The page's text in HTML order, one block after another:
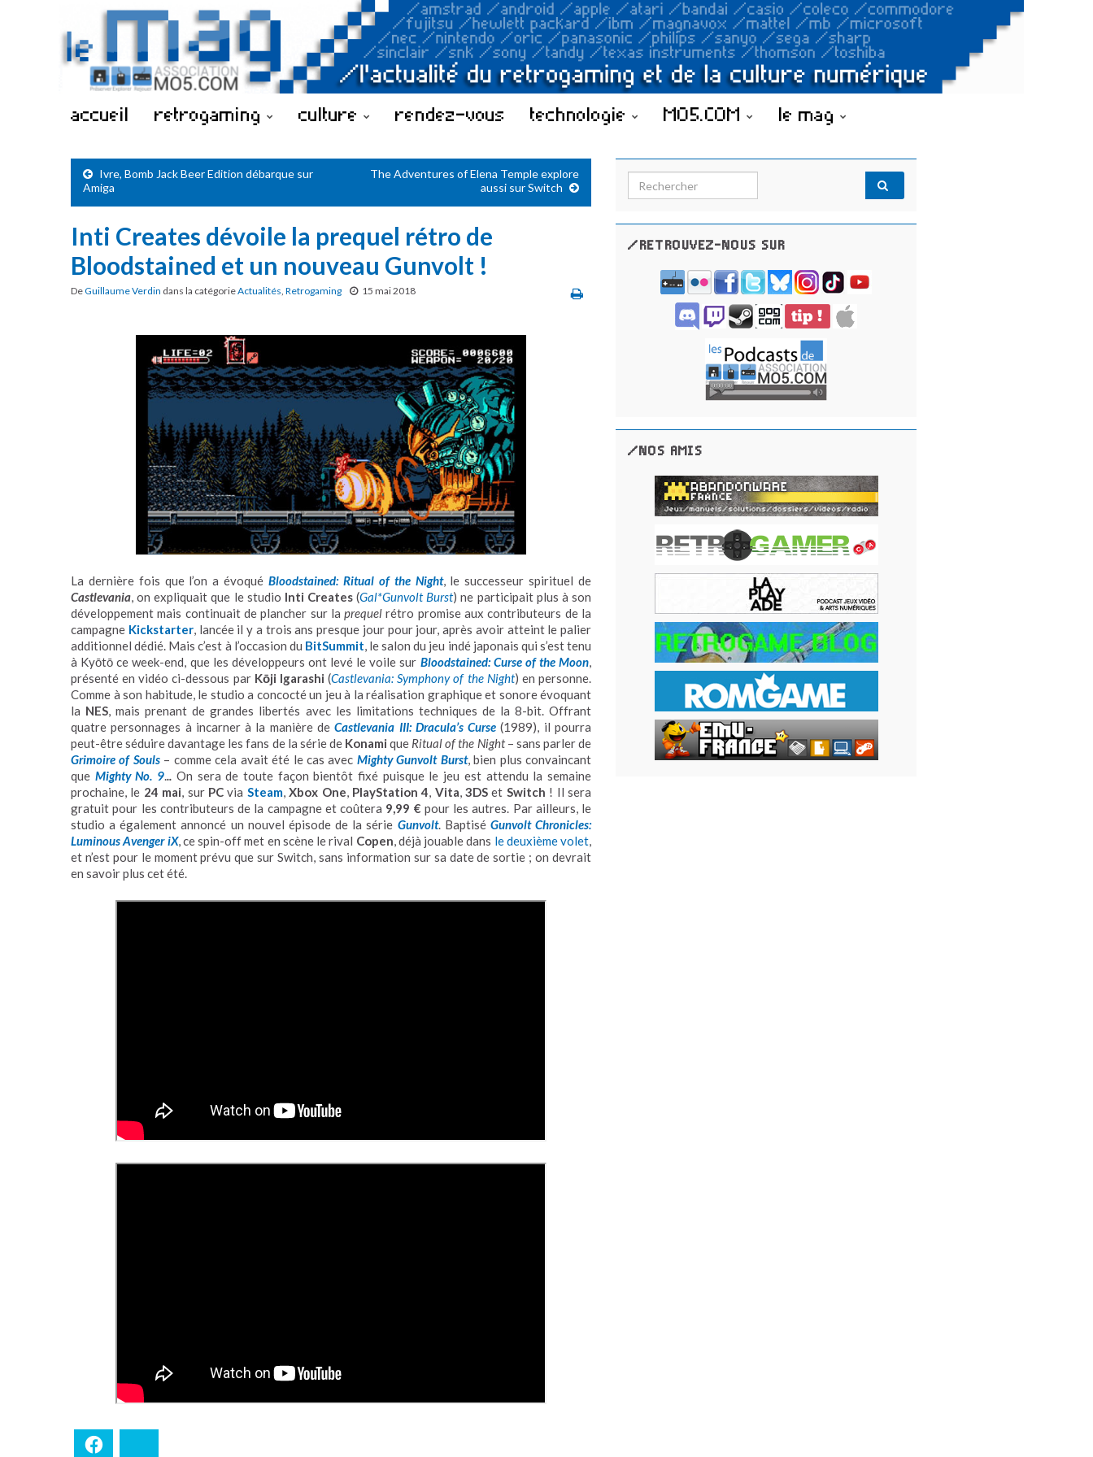
accueil retrogaming culture rendez-vous technologie MO5.COM le mag
Ivre, Bomb Jack Beer Edition débarque sur
Amiga
The Adventures of Elena Temple explore
aussi sur Switch
Inti Creates dévoile la prequel rétro de
Bloodstained et un nouveau Gunvolt !
DeGuillaume Verdin dans la catégorieActualités, Retrogaming 15 mai 2018
La dernière fois que l’on a évoquéBloodstained: Ritual of the Night, le successeur spirituel de
Castlevania, on expliquait que le studio Inti Creates (Gal*Gunvolt Burst) ne participait plus à son
développement mais continuait de plancher sur laprequel rétro promise aux contributeurs de la
campagne Kickstarter, lancée il y a trois ans presque jour pour jour, après avoir atteint le palier
additionnel dédié. Mais c’est à l’occasion du BitSummit, le salon du jeu indé japonais qui s’est tenu
à Kyōtō ce week-end, que les développeurs ont levé le voile sur Bloodstained: Curse of the Moon,
présenté en vidéo ci-dessous par Kōji Igarashi (Castlevania: Symphony of the Night) en personne.
Comme à son habitude, le studio a concocté un jeu à la réalisation graphique et sonore évoquant
la NES, mais prenant de grandes libertés avec les limitations techniques de la 8-bit. Offrant
quatre personnages à incarner à la manière deCastlevania III: Dracula’s Curse (1989), il pourra
peut-être séduire davantage les fans de la série de Konami que Ritual of the Night– sans parler de
Grimoire of Souls– comme cela avait été le cas avec Mighty Gunvolt Burst, bien plus convaincant
que Mighty No. 9... On sera de toute façon bientôt fixé puisque le jeu est attendu la semaine
prochaine, le 24 mai, sur PCvia Steam,Xbox One, PlayStation 4, Vita,3DS et Switch ! Il sera
gratuit pour les contributeurs de la campagne et coûtera 9,99 € pour les autres. Par ailleurs, le
studio a également annoncé un nouvel épisode de la série Gunvolt. Baptisé Gunvolt Chronicles:
Luminous Avenger iX, ce spin-off met en scène le rival Copen, déjà jouable dans le deuxième volet,
et n’est pour le moment prévu que sur Switch, sans information sur sa date de sortie ; on devrait
en savoir plus cet été.
Search for:
/RETROUVEZ-NOUS SUR
/NOS AMIS